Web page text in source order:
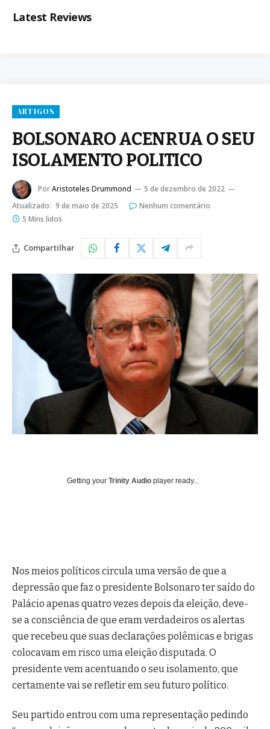
Latest Reviews
ARTIGOS
BOLSONARO ACENRUA O SEU
ISOLAMENTO POLITICO
PorAristoteles Drummond
5 de dezembro de 2022
Atualizado: 9 de maio de 2025
Nenhum comentário
5 Mins lidos
Compartilhar
Getting your Trinity Audio player ready...
Nos meios políticos circula uma versão de que a
depressão que faz o presidente Bolsonaro ter saído do
Palácio apenas quatro vezes depois da eleição, deve-
se a consciência de que eram verdadeiros os alertas
que recebeu que suas declarações polêmicas e brigas
colocavam em risco uma eleição disputada. O
presidente vem acentuando o seu isolamento, que
certamente vai se refletir em seu futuro político.
Seu partido entrou com uma representação pedindo